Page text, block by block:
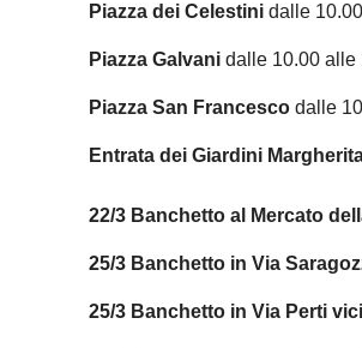
Piazza dei Celestini dalle
Piazza Galvani dalle 10.00 alle
Piazza San Francesco dalle
Entrata dei Giardini
22/3 Banchetto al Mercato
25/3 Banchetto in Via
25/3 Banchetto in Via Perti